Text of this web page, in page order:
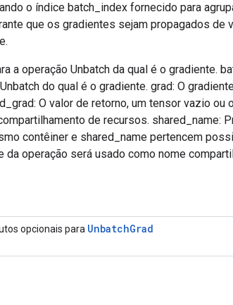
o índice batch_index fornecido para
que os gradientes sejam propagados de
a operação Unbatch da qual é o gradiente.
do qual é o gradiente. grad: O
O valor de retorno, um tensor vazio ou
de recursos. shared_name:
contêiner e shared_name pertencem
da operação será usado como nome
opcionais para UnbatchGrad